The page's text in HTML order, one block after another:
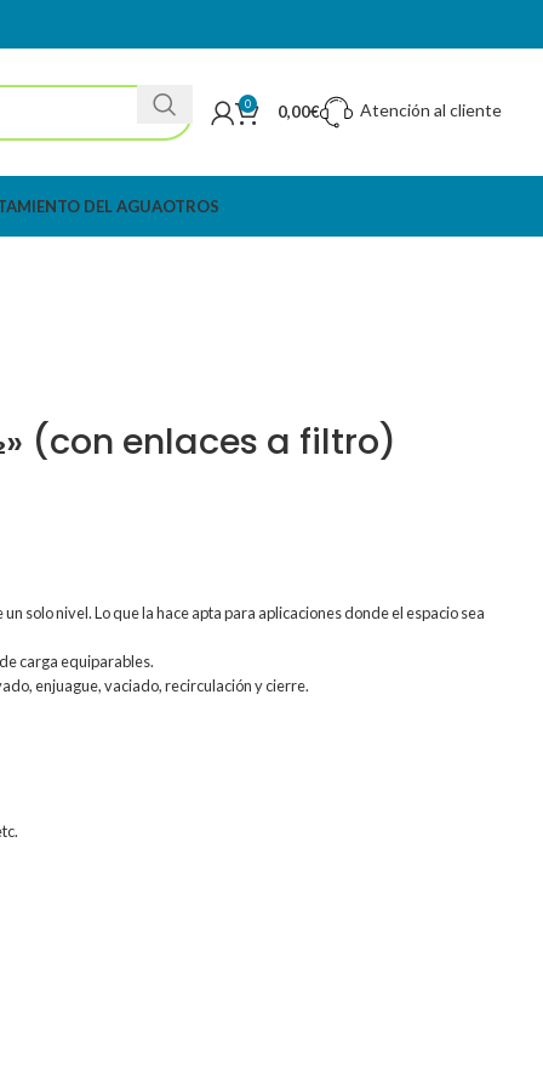
0 0,00€ Atención al cliente
DEL AGUAOTROS
(con enlaces a filtro)
solo nivel. Lo que la hace apta para aplicaciones donde el espacio sea
carga equiparables.
enjuague, vaciado, recirculación y cierre.